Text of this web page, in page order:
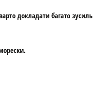
докладати багато зусиль